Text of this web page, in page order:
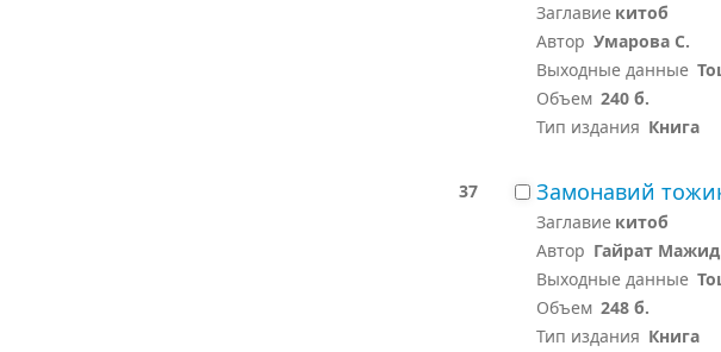
Заглавие китоб
Автор Умарова С.
Выходные данные
Объем 240 б.
Тип издания Книга
37 Замонавий
Заглавие китоб
Автор Гайрат Мажид
Выходные данные
Объем 248 б.
Тип издания Книга